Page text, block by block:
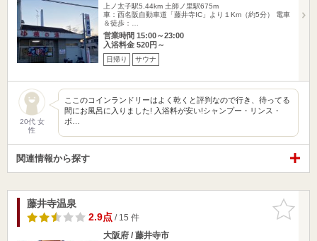
上ノ太子駅5.44km 土師ノ里駅675m
車：西名阪自動車道「藤井寺IC」より１Km（約5分） 電車
＆徒歩：…
営業時間 15:00～23:00
入浴料金 520円～
日帰り サウナ
20代 女
性
ここのコインランドリーはよく乾くと評判なので行き、待ってる
間にお風呂に入りました! 入浴料が安い!シャンプー・リンス・
ボ…
関連情報から探す
お気に入
りに追加
藤井寺温泉
2.9点/ 15 件
大阪府 / 藤井寺市